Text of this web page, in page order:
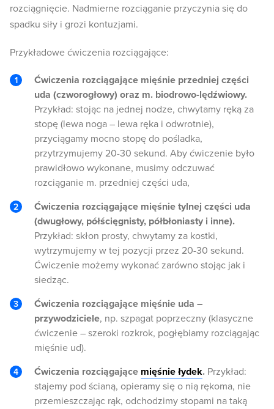
rozciągnięcie. Nadmierne rozciąganie przyczynia się do
spadku siły i grozi kontuzjami.
Przykładowe ćwiczenia rozciągające:
Ćwiczenia rozciągające mięśnie przedniej części
uda (czworogłowy) oraz m. biodrowo-lędźwiowy.
Przykład: stojąc na jednej nodze, chwytamy ręką za
stopę (lewa noga – lewa ręka i odwrotnie),
przyciągamy mocno stopę do pośladka,
przytrzymujemy 20-30 sekund. Aby ćwiczenie było
prawidłowo wykonane, musimy odczuwać
rozciąganie m. przedniej części uda,
Ćwiczenia rozciągające mięśnie tylnej części uda
(dwugłowy, półścięgnisty, półbłoniasty i inne).
Przykład: skłon prosty, chwytamy za kostki,
wytrzymujemy w tej pozycji przez 20-30 sekund.
Ćwiczenie możemy wykonać zarówno stojąc jak i
siedząc.
Ćwiczenia rozciągające mięśnie uda –
przywodziciele, np. szpagat poprzeczny (klasyczne
ćwiczenie – szeroki rozkrok, pogłębiamy rozciągając
mięśnie ud).
Ćwiczenia rozciągające mięśnie łydek. Przykład:
stajemy pod ścianą, opieramy się o nią rękoma, nie
przemieszczając rąk, odchodzimy stopami na taką